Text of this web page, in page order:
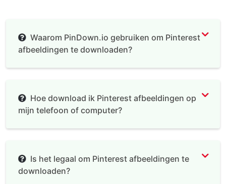
Waarom PinDown.io gebruiken om Pinterest
afbeeldingen te downloaden?
Hoe download ik Pinterest afbeeldingen op
mijn telefoon of computer?
Is het legaal om Pinterest afbeeldingen te
downloaden?